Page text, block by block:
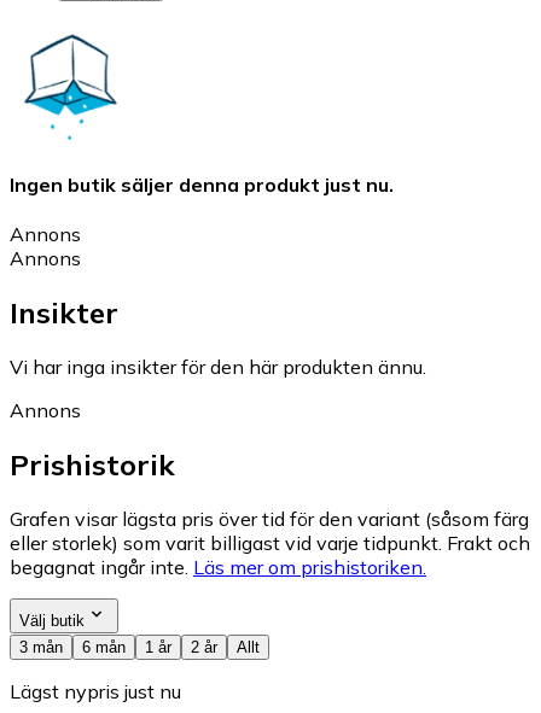
Ingen butik säljer denna produkt just nu.
Annons
Annons
Insikter
Vi har inga insikter för den här produkten ännu.
Annons
Prishistorik
Grafen visar lägsta pris över tid för den variant (såsom färg
eller storlek) som varit billigast vid varje tidpunkt. Frakt och
begagnat ingår inte. Läs mer om prishistoriken.
Välj butik
3 mån
6 mån 1 år 2 år Allt
Lägst nypris just nu